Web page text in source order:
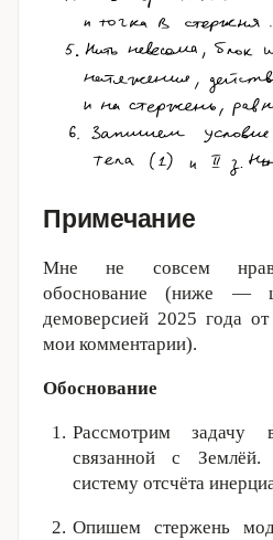
Примечание
Мне не совсем
обоснование (ниже —
демоверсией 2025 года
мои комментарии).
Обоснование
Рассмотрим задачу
связанной с
систему отсчёта
Опишем стержень